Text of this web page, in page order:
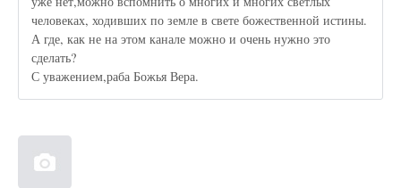
человеках, ходивших по земле в свете божественной истины.
А где, как не на этом канале можно и очень нужно это
сделать?
С уважением,раба Божья Вера.